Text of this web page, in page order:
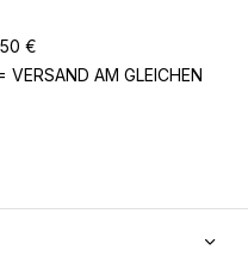
€
VERSAND AM GLEICHEN